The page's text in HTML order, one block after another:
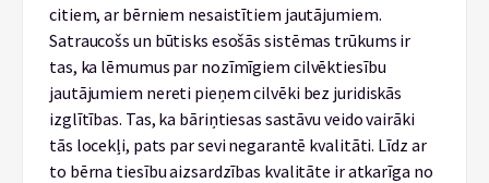
citiem, ar bērniem nesaistītiem jautājumiem.
Satraucošs un būtisks esošās sistēmas trūkums ir
tas, ka lēmumus par nozīmīgiem cilvēktiesību
jautājumiem nereti pieņem cilvēki bez juridiskās
izglītības. Tas, ka bāriņtiesas sastāvu veido vairāki
tās locekļi, pats par sevi negarantē kvalitāti. Līdz ar
to bērna tiesību aizsardzības kvalitāte ir atkarīga no